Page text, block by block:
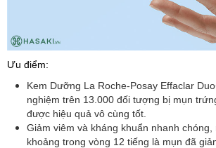
Ưu điểm:
Kem Dưỡng La Roche-Posay Effaclar
nghiệm trên 13.000 đối tượng bị mụn
được hiệu quả vô cùng tốt.
Giảm viêm và kháng khuẩn nhanh chóng,
khoảng trong vòng 12 tiếng là mụn đã